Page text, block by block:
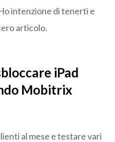
intenzione di tenerti e
articolo.
iPad
Mobitrix
al mese e testare vari